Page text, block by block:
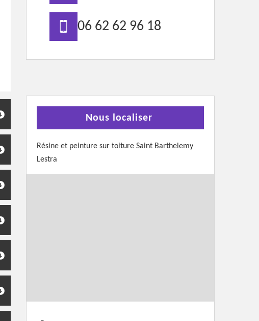
06 62 62 96 18
Nous localiser
Résine et peinture sur toiture Saint Barthelemy
Lestra